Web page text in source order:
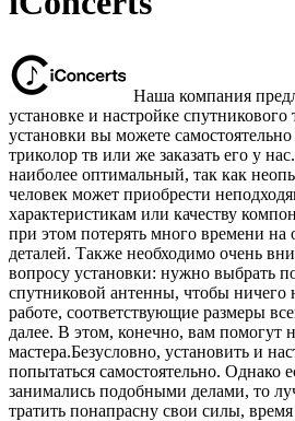
Наша компания
установке и настройке
установки вы можете
триколор тв или же заказать его у
наиболее оптимальный, так как
человек может приобрести
характеристикам или качеству
при этом потерять много времени
деталей. Также необходимо очень
вопросу установки: нужно выбрать
спутниковой антенны, чтобы ничего
работе, соответствующие размеры
далее. В этом, конечно, вам
мастера.Безусловно, установить и
попытаться самостоятельно. Однако
занимались подобными делами, то
тратить понапрасну свои силы,